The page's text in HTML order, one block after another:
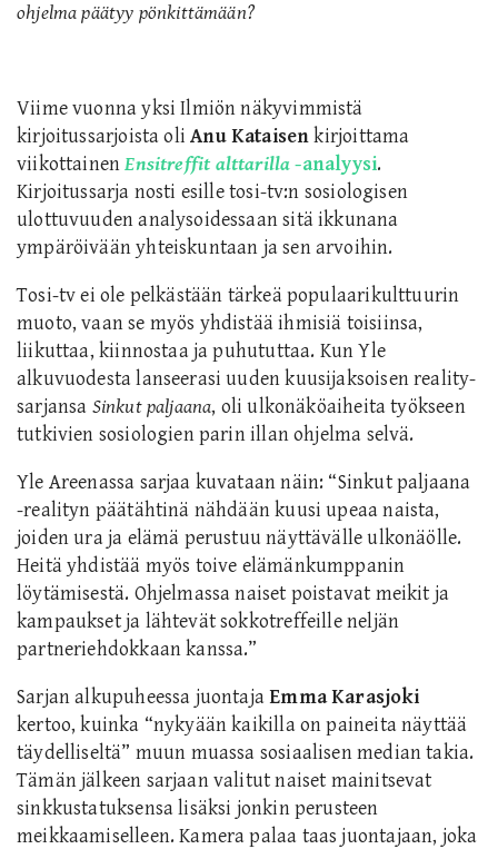
ohjelma päätyy pönkittämään?
Viime vuonna yksi Ilmiön näkyvimmistä
kirjoitussarjoista oliAnu Kataisenkirjoittama
viikottainenEnsitreffit alttarilla-analyysi.
Kirjoitussarja nosti esille tosi-tv:n sosiologisen
ulottuvuuden analysoidessaan sitä ikkunana
ympäröivään yhteiskuntaan ja sen arvoihin.
Tosi-tv ei ole pelkästään tärkeä populaarikulttuurin
muoto, vaan se myös yhdistää ihmisiä toisiinsa,
liikuttaa, kiinnostaa ja puhututtaa. Kun Yle
alkuvuodesta lanseerasi uuden kuusijaksoisen reality-
sarjansa Sinkut paljaana, oli ulkonäköaiheita työkseen
tutkivien sosiologien parin illan ohjelma selvä.
Yle Areenassa sarjaa kuvataan näin: “Sinkut paljaana
-realityn päätähtinä nähdään kuusi upeaa naista,
joiden ura ja elämä perustuu näyttävälle ulkonäölle.
Heitä yhdistää myös toive elämänkumppanin
löytämisestä. Ohjelmassa naiset poistavat meikit ja
kampaukset ja lähtevät sokkotreffeille neljän
partneriehdokkaan kanssa.”
Sarjan alkupuheessa juontajaEmma Karasjoki
kertoo, kuinka “nykyään kaikilla on paineita näyttää
täydelliseltä” muun muassa sosiaalisen median takia.
Tämän jälkeen sarjaan valitut naiset mainitsevat
sinkkustatuksensa lisäksi jonkin perusteen
meikkaamiselleen. Kamera palaa taas juontajaan, joka